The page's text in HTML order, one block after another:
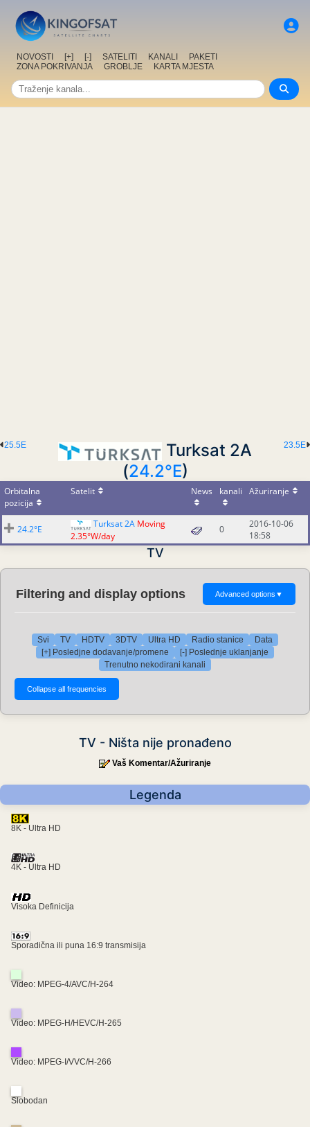
NOVOSTI [+] [-] SATELITI KANALI
PAKETI
ZONA POKRIVANJA
GROBLJE KARTA MJESTA
23.5E
25.5E
Turksat 2A
(24.2°E)
Orbitalna
pozicija
Satelit News kanali Ažuriranje
24.2°E Turksat 2A Moving
2.35°W/day
0
2016-10-06
18:58
TV
Filtering and display options Advanced options ▼
Svi TV HDTV 3DTV Ultra HD Radio stanice
Data
[+] Posledjne dodavanje/promene
[-] Poslednje uklanjanje
Trenutno nekodirani kanali
TV - Ništa nije pronađeno
Vaš Komentar/Ažuriranje
Legenda
8K - Ultra HD
4K - Ultra HD
Visoka Definicija
Sporadična ili puna 16:9 transmisija
Video: MPEG-4/AVC/H-264
Video: MPEG-H/HEVC/H-265
Video: MPEG-I/VVC/H-266
Slobodan